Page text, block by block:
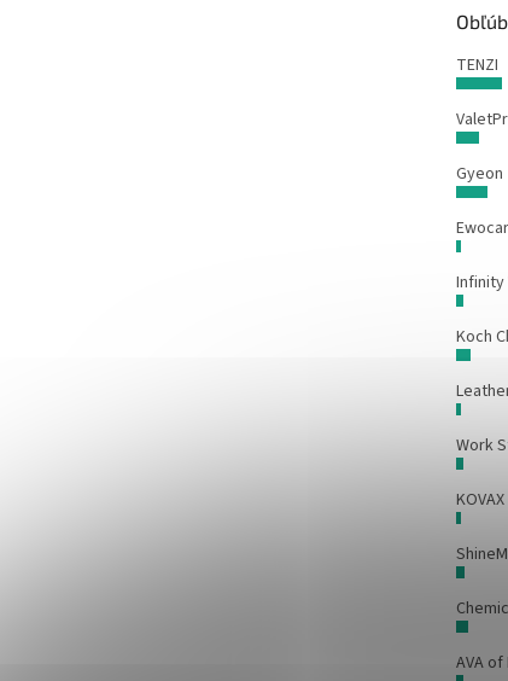
TENZI
Gyeon
Ewocar
Infinity
Koch
Work
KOVAX
AVA